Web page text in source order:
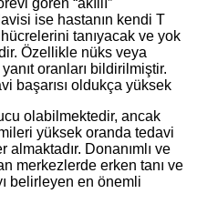
gören “akıllı”
ise hastanın kendi T
tanıyacak ve yok
Özellikle nüks veya
oranları bildirilmiştir.
başarısı oldukça yüksek
olabilmektedir, ancak
yüksek oranda tedavi
Donanımlı ve
merkezlerde erken tanı ve
belirleyen en önemli